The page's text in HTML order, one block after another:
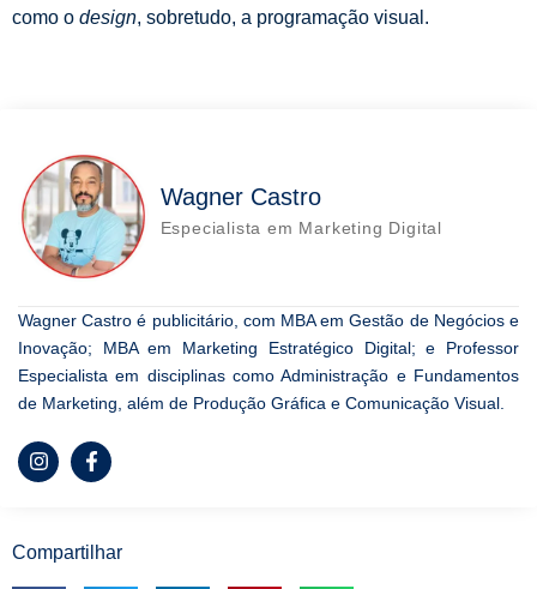
como o design, sobretudo, a programação visual.
Wagner Castro
Especialista em Marketing Digital
Wagner Castro é publicitário, com MBA em Gestão de Negócios e
Inovação; MBA em Marketing Estratégico Digital; e Professor
Especialista em disciplinas como Administração e Fundamentos
de Marketing, além de Produção Gráfica e Comunicação Visual.
Compartilhar